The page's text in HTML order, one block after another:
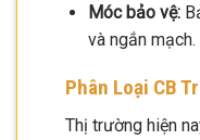
Móc bảo vệ:
và ngắn mạch.
Phân Loại CB
Thị trường hiện